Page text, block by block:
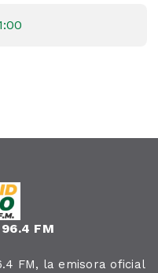
FM
FM, la emisora oficial